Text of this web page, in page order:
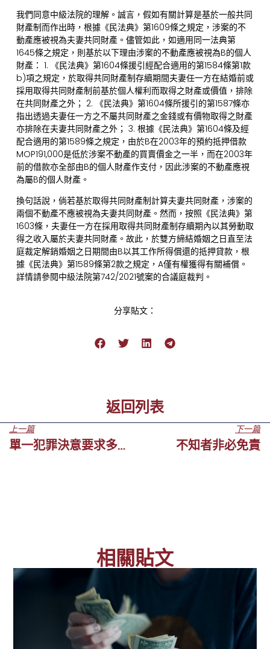
我們同意中級法院的理解。誠言，假如有關計算是基於一般共同
財產制而作出時，根據《民法典》第1609條之規定，涉案的不
動產應被視為夫妻共同財產。儘管如此，如適用同一法典第
1645條之規定，則基於以下理由涉案的不動產應被視為B的個人
財產： 1. 《民法典》第1604條援引經配合適用的第1584條第1款
b)項之規定，於取得共同財產制存續期間夫妻任一方在結婚前或
採用取得共同財產制前基於個人權利而取得之財產或價值，排除
在共同財產之外； 2. 《民法典》第1604條所援引的第1587條亦
指出透過夫妻任一方之不屬共同財產之金錢或有價物取得之財產
亦排除在夫妻共同財產之外； 3. 根據《民法典》第1604條及經
配合適用的第1589條之規定，由於B在2003年的預約抵押借款
MOP191,000是低於涉案不動產的買賣價金之一半，而在2003年
前的借款亦全部由B的個人財產作支付，因此涉案的不動產應視
為屬B的個人財產。
換句話說，倘若基於取得共同財產制計算夫妻共同財產，涉案的
兩個不動產不應被視為夫妻共同財產。然而，按照《民法典》第
1603條，夫妻任一方在採用取得共同財產制存續期內以其勞動取
得之收入屬於夫妻共同財產。故此，於雙方締結婚姻之日直至法
庭裁定解銷婚姻之日期間由B以其工作所得償還的抵押貸款，根
據《民法典》第1589條第2款之規定，A僅有權獲得有關補償。
詳情請參閱中級法院第742/2021號案的合議庭裁判。
分享貼文：
返回列表
上一篇
單一犯罪決意要求多個行為存在時間上的關聯性
下一篇
不知者非必免責
相關貼文